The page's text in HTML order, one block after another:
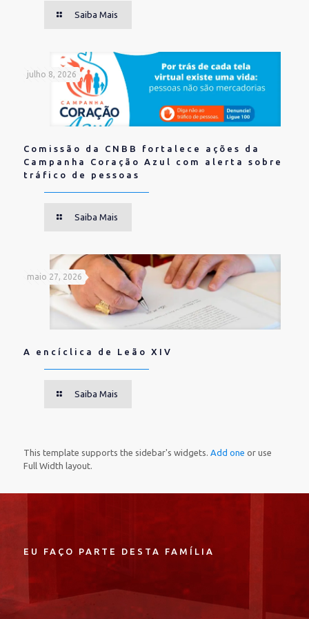
Saiba Mais
julho 8, 2026
Comissão da CNBB fortalece ações da
Campanha Coração Azul com alerta sobre
tráfico de pessoas
Saiba Mais
maio 27, 2026
A encíclica de Leão XIV
Saiba Mais
This template supports the sidebar's widgets. Add one or use
Full Width layout.
EU FAÇO PARTE DESTA FAMÍLIA